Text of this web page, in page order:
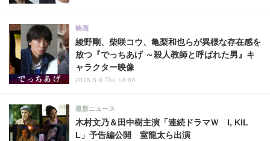
綾野剛、柴咲コウ、亀梨和也らが異様な存在感を
放つ『でっちあげ ～殺人教師と呼ばれた男』キ
ャラクター映像
映画
2025.5.8 Thu 18:00
木村文乃＆田中樹主演「連続ドラマＷ I, KIL
L」予告編公開 室龍太ら出演
最新ニュース